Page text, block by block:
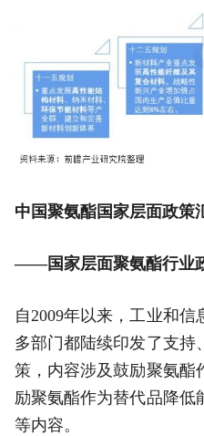
中国聚氨酯国家层面政策
——国家层面聚氨酯行业
自2009年以来，工业和
多部门都陆续印发了支持
策，内容涉及鼓励聚氨酯
励聚氨酯作为替代品降低
等内容。